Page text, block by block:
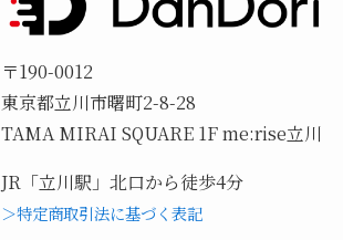
〒190-0012
東京都立川市曙町2-8-28
TAMA MIRAI SQUARE 1F me:rise立川
JR「立川駅」北口から徒歩4分
＞特定商取引法に基づく表記